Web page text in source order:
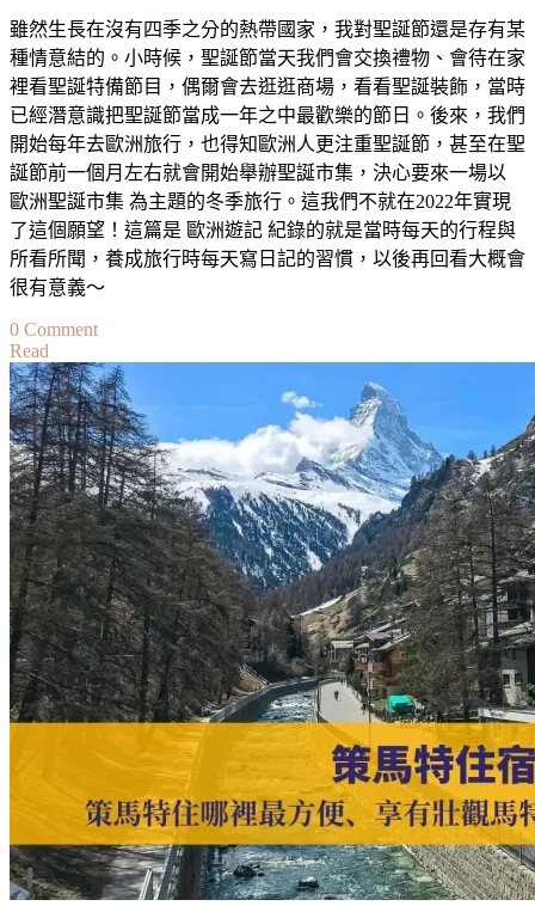
雖然生長在沒有四季之分的熱帶國家，我對聖誕節還是存有某
種情意結的。小時候，聖誕節當天我們會交換禮物、會待在家
裡看聖誕特備節目，偶爾會去逛逛商場，看看聖誕裝飾，當時
已經潛意識把聖誕節當成一年之中最歡樂的節日。後來，我們
開始每年去歐洲旅行，也得知歐洲人更注重聖誕節，甚至在聖
誕節前一個月左右就會開始舉辦聖誕市集，決心要來一場以
歐洲聖誕市集 為主題的冬季旅行。這我們不就在2022年實現
了這個願望！這篇是 歐洲遊記 紀錄的就是當時每天的行程與
所看所聞，養成旅行時每天寫日記的習慣，以後再回看大概會
很有意義～
0 Commenton
洲
聖
誕
市
集
遊
記】
歐
洲
四
國
聖
誕
市
之
行
11
天
Read